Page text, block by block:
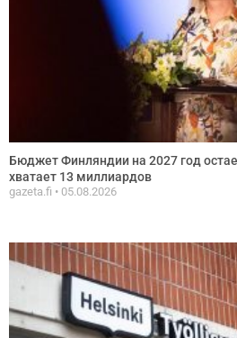
Бюджет Финляндии на 2027 год
хватает 13 миллиардов
gazeta.fi 05.08.2026